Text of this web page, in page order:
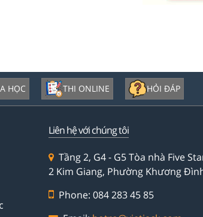
HỌC THI ONLINE HỎI ĐÁP
Liên hệ với chúng tôi
Tầng 2, G4 - G5 Tòa nhà Five
2 Kim Giang, Phường Khương
Phone: 084 283 45 85